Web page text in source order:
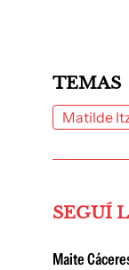
TEMAS
Matilde
SEGUÍ
Maite